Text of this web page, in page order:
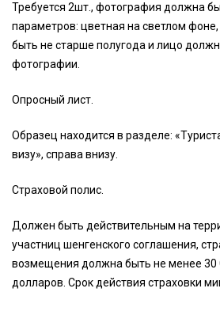
Требуется 2шт., фотография должна
параметров: цветная на светлом фоне,
быть не старше полугода и лицо
фотографии.
Опросный лист.
Образец находится в разделе:
визу», справа внизу.
Страховой полис.
Должен быть действительным на
участниц шенгенского соглашения,
возмещения должна быть не менее 30
долларов. Срок действия страховки